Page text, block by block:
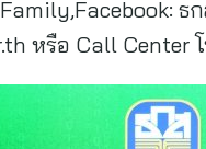
หรือ Call Center